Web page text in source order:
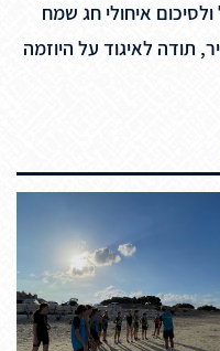
איחולי חג שמח
תודה לאיגוד על היוזמה